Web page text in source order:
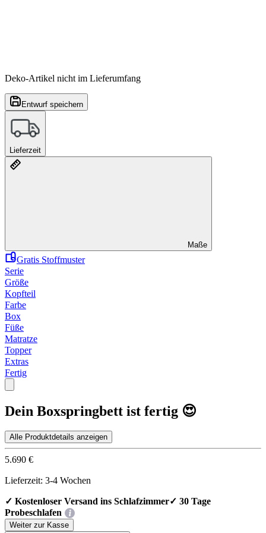
Deko-Artikel nicht im Lieferumfang
Entwurf speichern
Lieferzeit
Maße
Gratis Stoffmuster
Serie
Größe
Kopfteil
Farbe
Box
Füße
Matratze
Topper
Extras
Fertig
Dein Boxspringbett ist fertig 😍
Alle Produktdetails anzeigen
5.690 €
Lieferzeit: 3-4 Wochen
✓ Kostenloser Versand ins Schlafzimmer✓ 30 Tage
Probeschlafen
Weiter zur Kasse